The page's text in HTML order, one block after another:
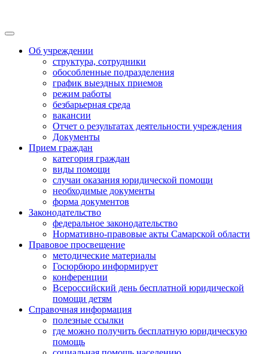
Об учреждении
структура, сотрудники
обособленные подразделения
график выездных приемов
режим работы
безбарьерная среда
вакансии
Отчет о результатах деятельности учреждения
Документы
Прием граждан
категория граждан
виды помощи
случаи оказания юридической помощи
необходимые документы
форма документов
Законодательство
федеральное законодательство
Нормативно-правовые акты Самарской области
Правовое просвещение
методические материалы
Госюрбюро информирует
конференции
Всероссийский день бесплатной юридической
помощи детям
Справочная информация
полезные ссылки
где можно получить бесплатную юридическую
помощь